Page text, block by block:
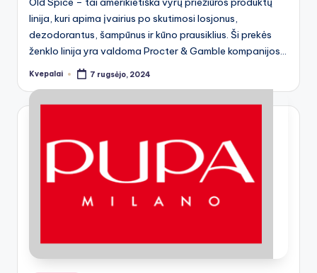
linija, kuri apima įvairius po skutimosi losjonus,
dezodorantus, šampūnus ir kūno prausiklius. Ši prekės
ženklo linija yra valdoma Procter & Gamble kompanijos…
Posted
Kvepalai 7 rugsėjo, 2024